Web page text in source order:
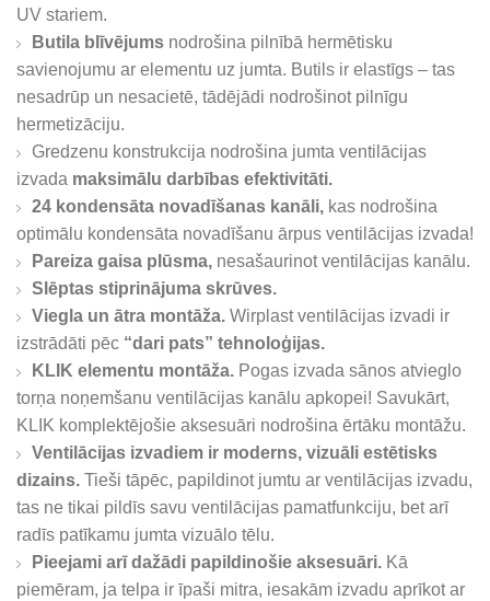
UV stariem.
Butila blīvējums nodrošina pilnībā hermētisku
savienojumu ar elementu uz jumta. Butils ir elastīgs – tas
nesadrūp un nesacietē, tādējādi nodrošinot pilnīgu
hermetizāciju.
Gredzenu konstrukcija nodrošina jumta ventilācijas
izvada maksimālu darbības efektivitāti.
24 kondensāta novadīšanas kanāli, kas nodrošina
optimālu kondensāta novadīšanu ārpus ventilācijas izvada!
Pareiza gaisa plūsma, nesašaurinot ventilācijas kanālu.
Slēptas stiprinājuma skrūves.
Viegla un ātra montāža. Wirplast ventilācijas izvadi ir
izstrādāti pēc “dari pats” tehnoloģijas.
KLIK elementu montāža. Pogas izvada sānos atvieglo
torņa noņemšanu ventilācijas kanālu apkopei! Savukārt,
KLIK komplektējošie aksesuāri nodrošina ērtāku montāžu.
Ventilācijas izvadiem ir moderns, vizuāli estētisks
dizains. Tieši tāpēc, papildinot jumtu ar ventilācijas izvadu,
tas ne tikai pildīs savu ventilācijas pamatfunkciju, bet arī
radīs patīkamu jumta vizuālo tēlu.
Pieejami arī dažādi papildinošie aksesuāri. Kā
piemēram, ja telpa ir īpaši mitra, iesakām izvadu aprīkot ar